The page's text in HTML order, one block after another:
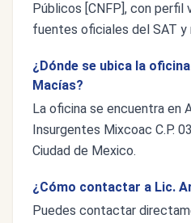
Públicos [CNFP], con perfil
fuentes oficiales del SAT y
¿Dónde se ubica la
Macías?
La oficina se encuentra en
Insurgentes Mixcoac C.P.
Ciudad de Mexico.
¿Cómo contactar a Lic.
Puedes contactar